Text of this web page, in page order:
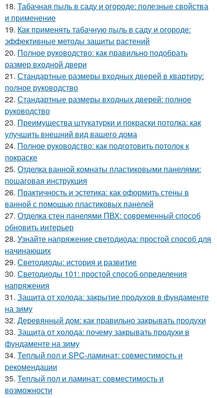
18. Табачная пыль в саду и огороде: полезные свойства
и применение
19. Как применять табачную пыль в саду и огороде:
эффективные методы защиты растений
20. Полное руководство: как правильно подобрать
размер входной двери
21. Стандартные размеры входных дверей в квартиру:
полное руководство
22. Стандартные размеры входных дверей: полное
руководство
23. Преимущества штукатурки и покраски потолка: как
улучшить внешний вид вашего дома
24. Полное руководство: как подготовить потолок к
покраске
25. Отделка ванной комнаты пластиковыми панелями:
пошаговая инструкция
26. Практичность и эстетика: как оформить стены в
ванной с помощью пластиковых панелей
27. Отделка стен панелями ПВХ: современный способ
обновить интерьер
28. Узнайте напряжение светодиода: простой способ для
начинающих
29. Светодиоды: история и развитие
30. Светодиоды 101: простой способ определения
напряжения
31. Защита от холода: закрытие продухов в фундаменте
на зиму
32. Деревянный дом: как правильно закрывать продухи
33. Защита от холода: почему закрывать продухи в
фундаменте на зиму
34. Теплый пол и SPC-ламинат: совместимость и
рекомендации
35. Теплый пол и ламинат: совместимость и
возможности